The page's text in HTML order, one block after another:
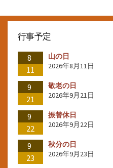
行事予定
8
11
山の日
2026年8月11日
9
21
敬老の日
2026年9月21日
9
22
振替休日
2026年9月22日
9
23
秋分の日
2026年9月23日